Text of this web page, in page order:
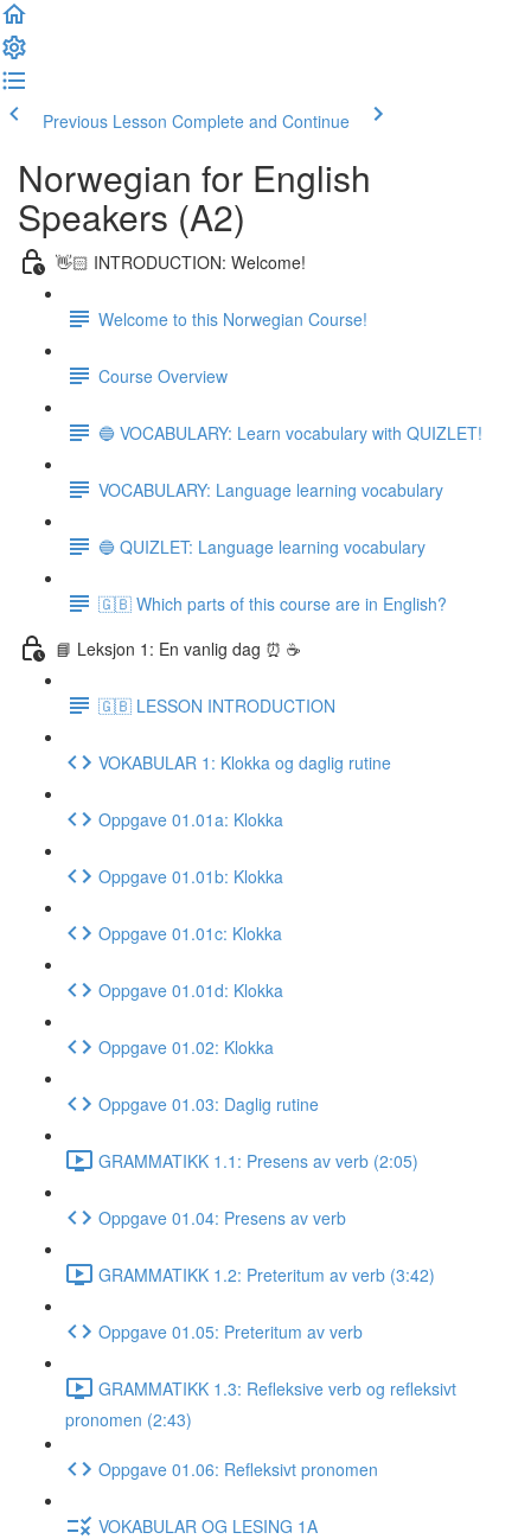
Previous Lesson Complete and Continue
Norwegian for English
Speakers (A2)
👋🏻 INTRODUCTION: Welcome!
Welcome to this Norwegian Course!
Course Overview
🔵 VOCABULARY: Learn vocabulary with QUIZLET!
VOCABULARY: Language learning vocabulary
🔵 QUIZLET: Language learning vocabulary
🇬🇧 Which parts of this course are in English?
📘 Leksjon 1: En vanlig dag ⏰ ☕️
🇬🇧 LESSON INTRODUCTION
VOKABULAR 1: Klokka og daglig rutine
Oppgave 01.01a: Klokka
Oppgave 01.01b: Klokka
Oppgave 01.01c: Klokka
Oppgave 01.01d: Klokka
Oppgave 01.02: Klokka
Oppgave 01.03: Daglig rutine
GRAMMATIKK 1.1: Presens av verb (2:05)
Oppgave 01.04: Presens av verb
GRAMMATIKK 1.2: Preteritum av verb (3:42)
Oppgave 01.05: Preteritum av verb
GRAMMATIKK 1.3: Refleksive verb og refleksivt
pronomen (2:43)
Oppgave 01.06: Refleksivt pronomen
VOKABULAR OG LESING 1A